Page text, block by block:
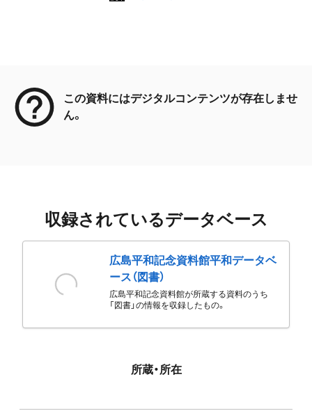
この資料にはデジタルコンテンツが存在しませ
ん。
収録されているデータベース
広島平和記念資料館平和データベ
ース（図書）
広島平和記念資料館が所蔵する資料のうち
「図書」の情報を収録したもの。
所蔵・所在